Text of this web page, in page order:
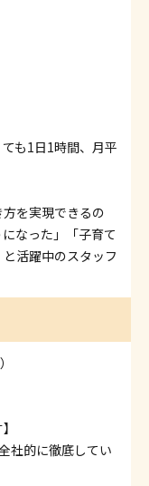
も1日1時間、月平
を実現できるの
なった」「子育て
活躍中のスタッフ
社的に徹底してい